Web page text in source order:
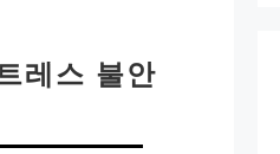
레스 불안